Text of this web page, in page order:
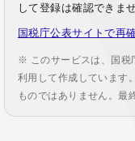
して登録は確認できま
国税庁公表サイトで再
※ このサービスは、国税
利用して作成しています
ものではありません。最